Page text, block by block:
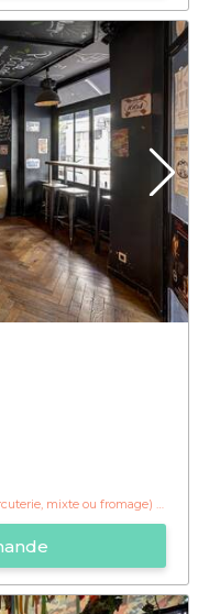
à 55 euros pour 10-12 personnes !